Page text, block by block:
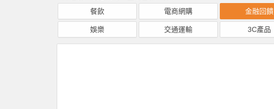
餐飲
電商網購 金融回饋
娛樂 交通運輸 3C產品